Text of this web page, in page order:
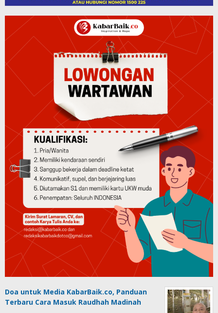
Doa untuk Media KabarBaik.co, Panduan
Terbaru Cara Masuk Raudhah Madinah